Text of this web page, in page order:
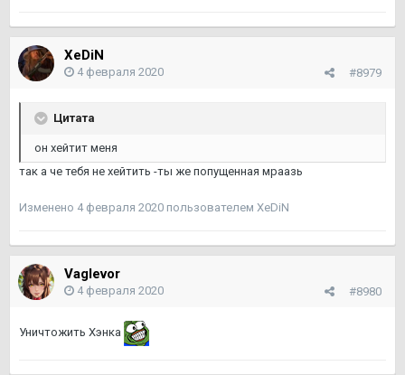
XeDiN
#8979
4 февраля 2020
Цитата
он хейтит меня
так а че тебя не хейтить -ты же попущенная мраазь
Изменено 4 февраля 2020 пользователем XeDiN
Vaglevor
#8980
4 февраля 2020
Уничтожить Хэнка